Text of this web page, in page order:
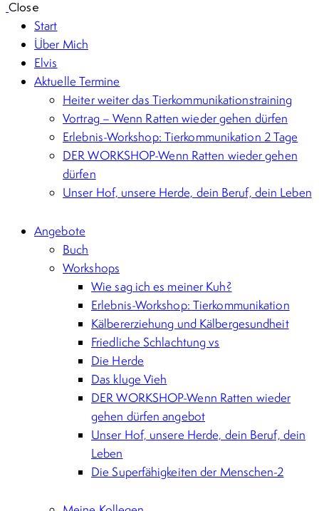
Close
Start
Über Mich
Elvis
Aktuelle Termine
Heiter weiter das Tierkommunikationstraining
Vortrag – Wenn Ratten wieder gehen dürfen
Erlebnis-Workshop: Tierkommunikation 2 Tage
DER WORKSHOP-Wenn Ratten wieder gehen
dürfen
Unser Hof, unsere Herde, dein Beruf, dein Leben
Angebote
Buch
Workshops
Wie sag ich es meiner Kuh?
Erlebnis-Workshop: Tierkommunikation
Kälbererziehung und Kälbergesundheit
Friedliche Schlachtung vs
Die Herde
Das kluge Vieh
DER WORKSHOP-Wenn Ratten wieder
gehen dürfen angebot
Unser Hof, unsere Herde, dein Beruf, dein
Leben
Die Superfähigkeiten der Menschen-2